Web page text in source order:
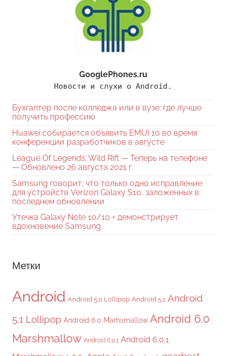
GooglePhones.ru
Новости и слухи о Android.
Бухгалтер после колледжа или в вузе: где лучше
получить профессию
Huawei собирается объявить EMUI 10 во время
конференции разработчиков в августе
League Of Legends: Wild Rift — Теперь на телефоне
— Обновлено 26 августа 2021 г.
Samsung говорит, что только одно исправление
для устройств Verizon Galaxy S10, заложенных в
последнем обновлении
Утечка Galaxy Note 10/10 + демонстрирует
вдохновение Samsung
Метки
Android Android 5.0 Lollipop Android 5.1 Android
5.1 Lollipop Android 6.0 Marhsmallow Android 6.0
Marshmallow Android 6.0.1 Android 6.0.1